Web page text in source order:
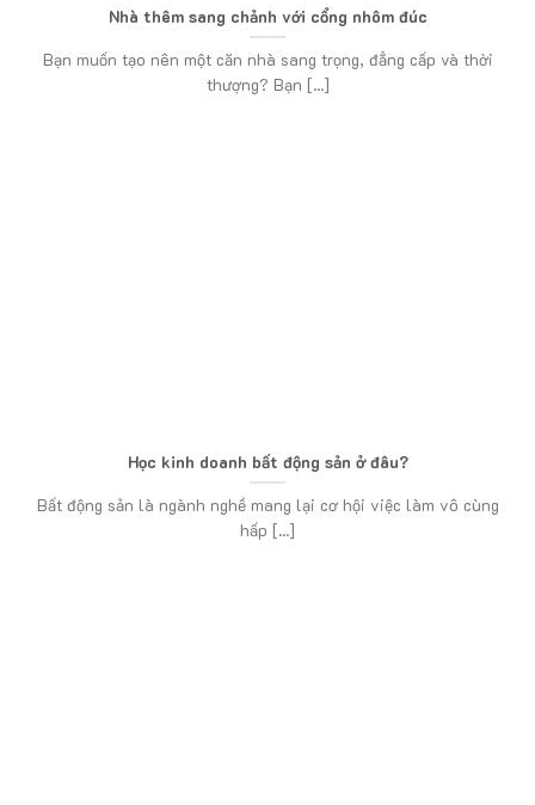
Nhà thêm sang chảnh với cổng nhôm đúc
Bạn muốn tạo nên một căn nhà sang trọng, đẳng cấp và thời
thượng? Bạn [...]
Học kinh doanh bất động sản ở đâu?
Bất động sản là ngành nghề mang lại cơ hội việc làm vô cùng
hấp [...]